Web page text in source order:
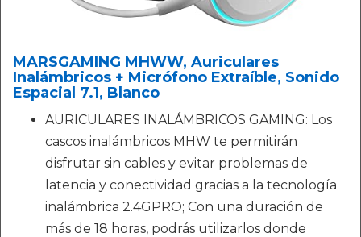
MARSGAMING MHWW, Auriculares
Inalámbricos + Micrófono Extraíble, Sonido
Espacial 7.1, Blanco
AURICULARES INALÁMBRICOS GAMING: Los
cascos inalámbricos MHW te permitirán
disfrutar sin cables y evitar problemas de
latencia y conectividad gracias a la tecnología
inalámbrica 2.4GPRO; Con una duración de
más de 18 horas, podrás utilizarlos donde